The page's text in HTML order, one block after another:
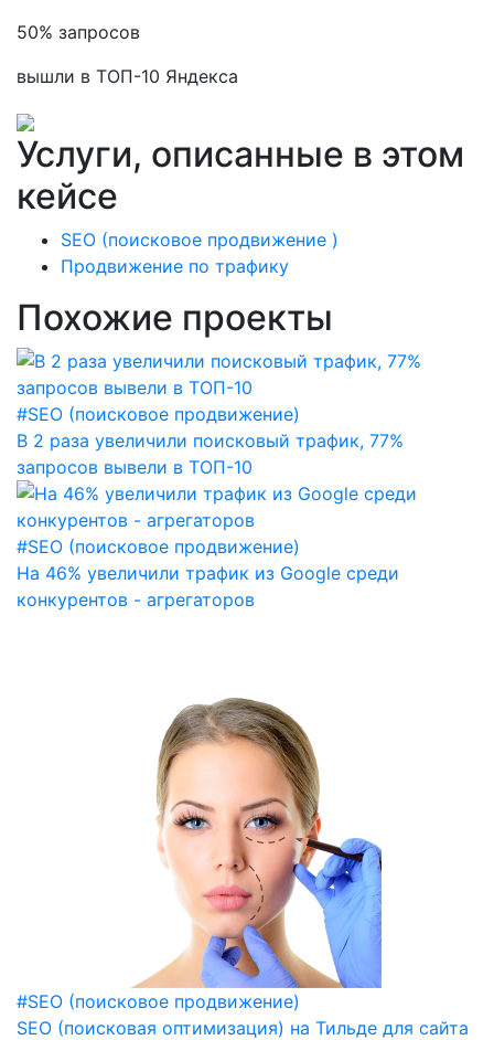
50% запросов
вышли в ТОП-10 Яндекса
Услуги, описанные в этом
кейсе
SEO (поисковое продвижение )
Продвижение по трафику
Похожие проекты
#SEO (поисковое продвижение)
В 2 раза увеличили поисковый трафик, 77%
запросов вывели в ТОП-10
#SEO (поисковое продвижение)
На 46% увеличили трафик из Google среди
конкурентов - агрегаторов
#SEO (поисковое продвижение)
SEO (поисковая оптимизация) на Тильде для сайта